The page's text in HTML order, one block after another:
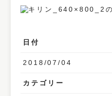
サイズ
業種
デザイン
タイプ
日付
2018/07/04
カテゴリー